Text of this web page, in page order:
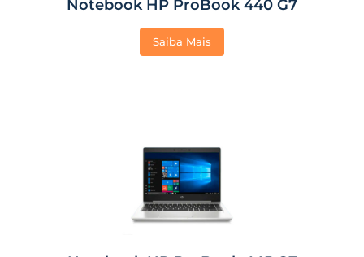
Notebook HP ProBook 440 G7
Saiba Mais